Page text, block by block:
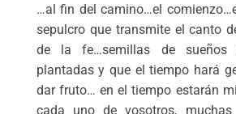
…al fin del camino…el
sepulcro que transmite el canto
de la fe…semillas de
plantadas y que el tiempo hará
dar fruto… en el tiempo estarán
cada uno de vosotros,